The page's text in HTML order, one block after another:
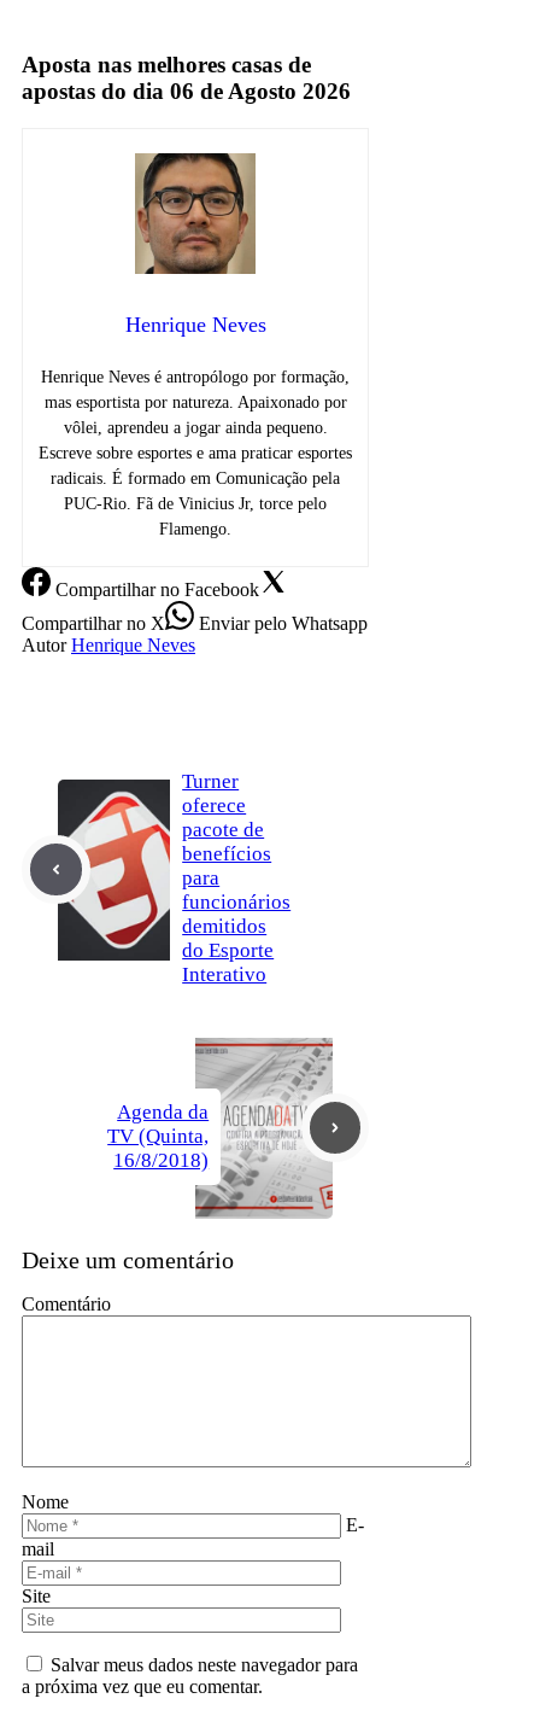
Aposta nas melhores casas de
apostas do dia 06 de Agosto 2026
Henrique Neves
Henrique Neves é antropólogo por formação,
mas esportista por natureza. Apaixonado por
vôlei, aprendeu a jogar ainda pequeno.
Escreve sobre esportes e ama praticar esportes
radicais. É formado em Comunicação pela
PUC-Rio. Fã de Vinicius Jr, torce pelo
Flamengo.
Compartilharno Facebook
Compartilharno X Enviarpelo Whatsapp
Autor Henrique Neves
Turner
oferece
pacote de
benefícios
para
funcionários
demitidos
do Esporte
Interativo
Agenda da
TV (Quinta,
16/8/2018)
Deixe um comentário
Comentário
Nome
E-
mail
Site
Salvar meus dados neste navegador para
a próxima vez que eu comentar.